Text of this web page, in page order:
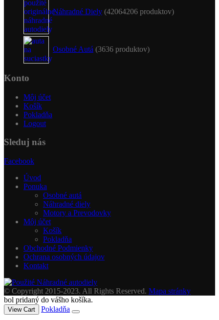
Náhradné Diely 42064206 produktov
Osobné Autá 3636 produktov
Konto
Môj účet
Košík
Pokladňa
Logout
Sleduj nás
Facebook
Úvod
Ponuka
Osobné autá
Náhradné diely
Motory a Prevodovky
Môj účet
Košík
Pokladňa
Obchodné Podmienky
Ochrana osobných údajov
Kontakt
© Copyright 2015-2023. All Rights Reserved. Mapa stránky
bol pridaný do vášho košíka.
View Cart Pokladňa